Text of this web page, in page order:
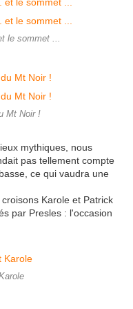
le sommet ...
Mt Noir !
mythiques, nous
pas tellement compte
ce qui vaudra une
Karole et Patrick
par Presles : l'occasion